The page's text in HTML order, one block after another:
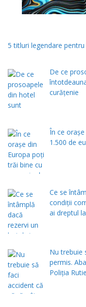
5 titluri legendare pentru
De ce
curățenie
În ce
1.500 de
Ce se
condiții
ai dreptul
Nu trebuie
permis.
Poliţia